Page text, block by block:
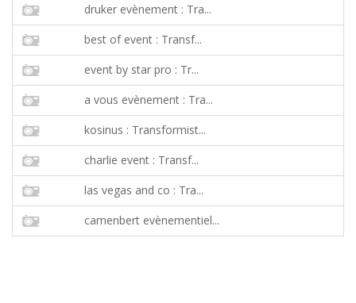
druker evènement : Tra...
best of event : Transf...
event by star pro : Tr...
a vous evènement : Tra...
kosinus : Transformist...
charlie event : Transf...
las vegas and co : Tra...
camenbert evènementiel...